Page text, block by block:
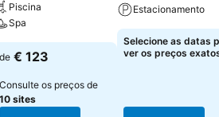
Piscina
Spa
de € 123
Consulte os preços de
10 sites
Estacionamento
Selecione as datas
ver os preços